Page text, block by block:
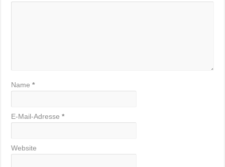
Name*
E-Mail-Adresse*
Website